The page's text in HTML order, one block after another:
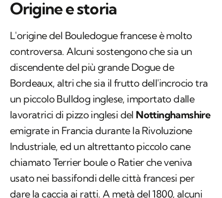
Origine e storia
L'origine del Bouledogue francese è molto
controversa. Alcuni sostengono che sia un
discendente del più grande Dogue de
Bordeaux, altri che sia il frutto dell'incrocio tra
un piccolo Bulldog inglese, importato dalle
lavoratrici di pizzo inglesi del Nottinghamshire
emigrate in Francia durante la Rivoluzione
Industriale, ed un altrettanto piccolo cane
chiamato Terrier boule o Ratier che veniva
usato nei bassifondi delle città francesi per
dare la caccia ai ratti. A metà del 1800, alcuni